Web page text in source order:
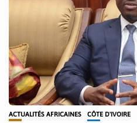
ACTUALITÉS AFRICAINES CÔTE D'IVOIRE